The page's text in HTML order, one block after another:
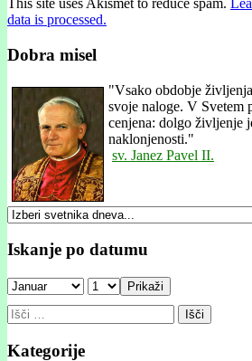
This site uses Akismet to reduce spam.
data is processed.
Dobra misel
"Vsako obdobje
svoje naloge. V Svetem
cenjena: dolgo življenje
naklonjenosti."
sv. Janez Pavel II.
Iskanje po datumu
Prikaži
Išči:
Kategorije